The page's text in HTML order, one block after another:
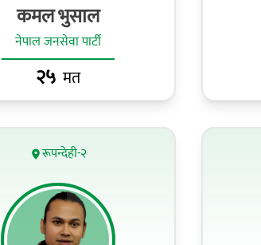
कमल भुसाल
नेपाल जनसेवा पार्टी
२५ मत
रूपन्देही-२